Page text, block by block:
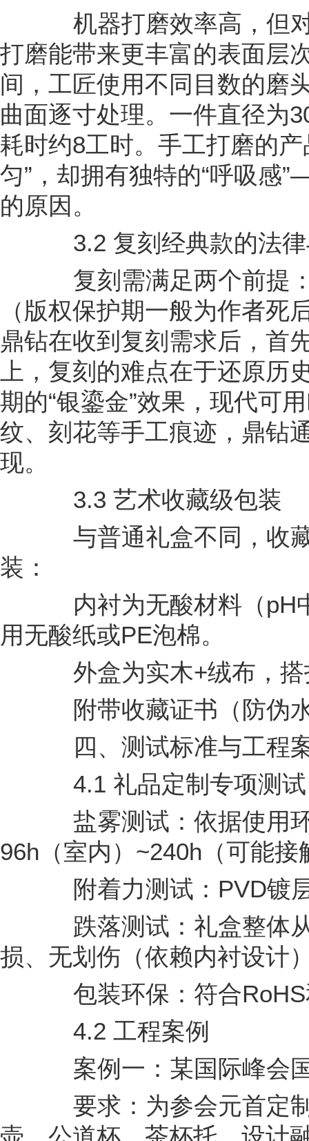
机器打磨效率高，但对
打磨能带来更丰富的表面层
间，工匠使用不同目数的磨
曲面逐寸处理。一件直径为
耗时约8工时。手工打磨的
匀”，却拥有独特的“呼吸感
的原因。
3.2 复刻经典款的法律
复刻需满足两个前提：
（版权保护期一般为作者死
鼎钻在收到复刻需求后，首
上，复刻的难点在于还原
期的“银鎏金”效果，现代可
纹、刻花等手工痕迹，鼎钻
现。
3.3 艺术收藏级包装
与普通礼盒不同，收藏
装：
内衬为无酸材料（pH
用无酸纸或PE泡棉。
外盒为实木+绒布，搭
附带收藏证书（防伪水
四、测试标准与工程
4.1 礼品定制专项测试
盐雾测试：依据使用环
96h（室内）~240h（可能接
附着力测试：PVD镀
跌落测试：礼盒整体从
损、无划伤（依赖内衬设计
包装环保：符合RoHS
4.2 工程案例
案例一：某国际峰会国
要求：为参会元首定制